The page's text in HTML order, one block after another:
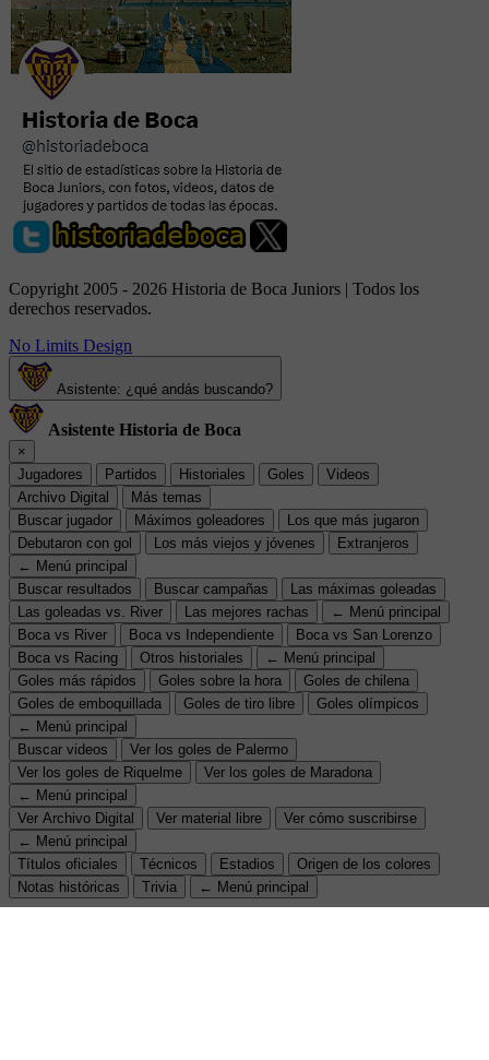
Copyright 2005 - 2026 Historia de Boca Juniors | Todos los
derechos reservados.
No Limits Design
Asistente: ¿qué andás buscando?
Asistente Historia de Boca
×
Jugadores
Partidos Historiales Goles
Videos
Archivo Digital
Más temas
Buscar jugador
Máximos goleadores
Los que más jugaron
Debutaron con gol
Los más viejos y jóvenes
Extranjeros
← Menú principal
Buscar resultados
Buscar campañas
Las máximas goleadas
Las goleadas vs. River
Las mejores rachas
← Menú principal
Boca vs River
Boca vs Independiente
Boca vs San Lorenzo
Boca vs Racing
Otros historiales
← Menú principal
Goles más rápidos
Goles sobre la hora
Goles de chilena
Goles de emboquillada
Goles de tiro libre
Goles olímpicos
← Menú principal
Buscar videos
Ver los goles de Palermo
Ver los goles de Riquelme
Ver los goles de Maradona
← Menú principal
Ver Archivo Digital
Ver material libre
Ver cómo suscribirse
← Menú principal
Títulos oficiales
Técnicos Estadios
Origen de los colores
Notas históricas
Trivia ← Menú principal